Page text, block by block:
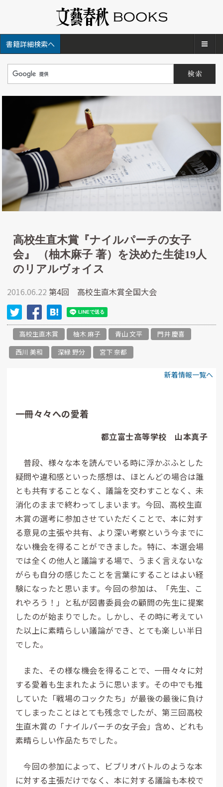
書籍詳細検索へ
高校生直木賞『ナイルパーチの女子
会』 （柚木麻子 著）を決めた生徒19人
のリアルヴォイス
2016.06.22 第4回 高校生直木賞全国大会
高校生直木賞 柚木 麻子 青山 文平
門井 慶喜
西川 美和
深緑 野分 宮下 奈都
新着情報一覧へ
一冊々々への愛着
都立富士高等学校 山本真子
普段、様々な本を読んでいる時に浮かぶふとした
疑問や違和感といった感想は、ほとんどの場合は誰
とも共有することなく、議論を交わすことなく、未
消化のままで終わってしまいます。今回、高校生直
木賞の選考に参加させていただくことで、本に対す
る意見の主張や共有、より深い考察という今までに
ない機会を得ることができました。特に、本選会場
では全くの他人と議論する場で、うまく言えないな
がらも自分の感じたことを言葉にすることはよい経
験になったと思います。今回の参加は、「先生、こ
れやろう！」と私が図書委員会の顧問の先生に提案
したのが始まりでした。しかし、その時に考えてい
た以上に素晴らしい議論ができ、とても楽しい半日
でした。
また、その様な機会を得ることで、一冊々々に対
する愛着も生まれたように思います。その中でも推
していた「戦場のコックたち」が最後の最後に負け
てしまったことはとても残念でしたが、第三回高校
生直木賞の「ナイルパーチの女子会」含め、どれも
素晴らしい作品たちでした。
今回の参加によって、ビブリオバトルのような本
に対する主張だけでなく、本に対する議論も本校で